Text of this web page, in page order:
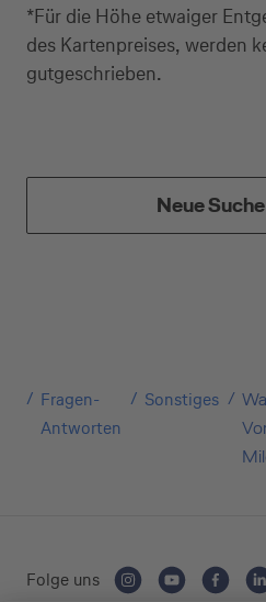
*Für die Höhe etwaiger
des Kartenpreises, werden
gutgeschrieben.
Neue
Fragen-
Antworten
Sonstiges
Folge uns
Private Nutzung
Unternehmen
(z.B. e.K.,